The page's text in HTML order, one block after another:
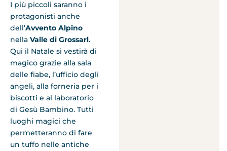
I più piccoli saranno i
protagonisti anche
dell’Avvento Alpino
nella Valle di Grossarl.
Qui il Natale si vestirà di
magico grazie alla sala
delle fiabe, l’ufficio degli
angeli, alla forneria per i
biscotti e al laboratorio
di Gesù Bambino. Tutti
luoghi magici che
permetteranno di fare
un tuffo nelle antiche